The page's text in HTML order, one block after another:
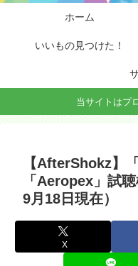
ホーム
いいもの見つけた！
当サイトはプ
【AfterShokz】
「Aeropex」試
9月18日現在）
X